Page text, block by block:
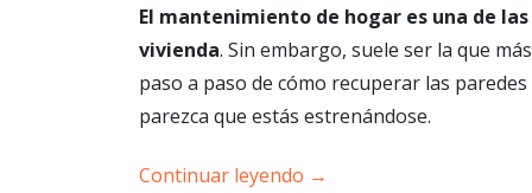
El mantenimiento de hogar es una de
vivienda. Sin embargo, suele ser la que
paso a paso de cómo recuperar las
parezca que estás estrenándose.
Continuar leyendo →